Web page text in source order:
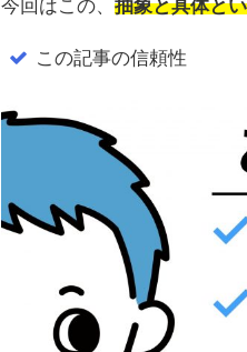
今回はこの、抽象と具体と
この記事の信頼性